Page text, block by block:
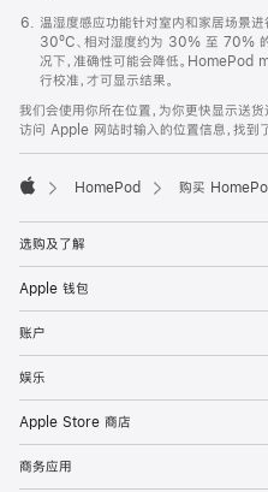
温湿度感应功能针对室内和家居场景
30ºC、相对湿度约为 30% 至 70%
况下，准确性可能会降低。HomePod
行校准，才可显示结果。
我们会使用你所在位置，为你更快显示送
访问 Apple 网站时输入的位置信息，找到
HomePod 购买
选购及了解
Apple 钱包
账户
娱乐
Apple Store 商店
商务应用